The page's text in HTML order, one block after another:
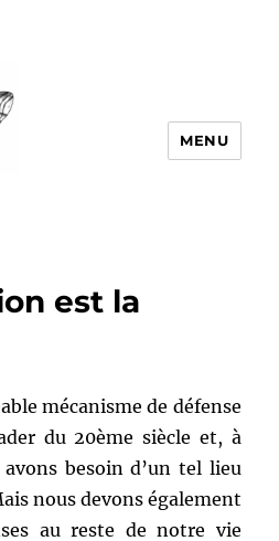
MENU
est la
mécanisme de défense
du 20ème siècle et, à
besoin d’un tel lieu
nous devons également
au reste de notre vie